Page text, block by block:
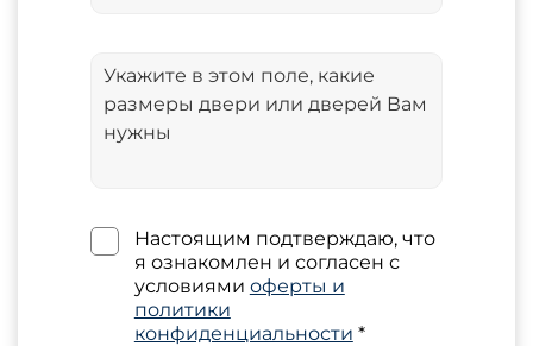
Настоящим подтверждаю, что
я ознакомлен и согласен с
условиями оферты и
политики
конфиденциальности *